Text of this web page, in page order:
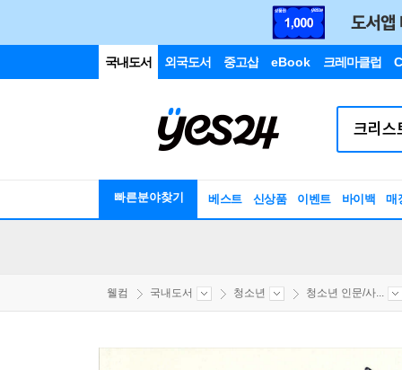
국내도서 외국도서 중고샵 eBook 크레마클럽
빠른분야찾기 베스트 신상품 이벤트 바이백 매
웰컴 국내도서 청소년 청소년 인문/사...